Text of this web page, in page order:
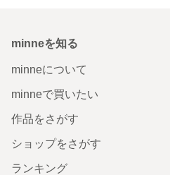
minneを知る
minneについて
minneで買いたい
作品をさがす
ショップをさがす
ランキング